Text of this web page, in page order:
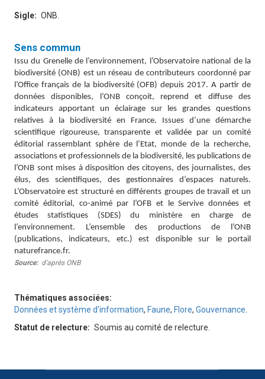
Sigle
ONB.
Sens commun
Issu du Grenelle de l’environnement, l’Observatoire national de la
biodiversité (ONB) est un réseau de contributeurs coordonné par
l’Office français de la biodiversité (OFB) depuis 2017. A partir de
données disponibles, l’ONB conçoit, reprend et diffuse des
indicateurs apportant un éclairage sur les grandes questions
relatives à la biodiversité en France. Issues d’une démarche
scientifique rigoureuse, transparente et validée par un comité
éditorial rassemblant sphère de l’Etat, monde de la recherche,
associations et professionnels de la biodiversité, les publications de
l’ONB sont mises à disposition des citoyens, des journalistes, des
élus, des scientifiques, des gestionnaires d’espaces naturels.
L’Observatoire est structuré en différents groupes de travail et un
comité éditorial, co-animé par l’OFB et le Servive données et
études statistiques (SDES) du ministère en charge de
l’environnement. L’ensemble des productions de l’ONB
(publications, indicateurs, etc.) est disponible sur le portail
naturefrance.fr.
Source d'après ONB
Thématiques associées
Données et système d'information, Faune, Flore, Gouvernance.
Statut de relecture
Soumis au comité de relecture.